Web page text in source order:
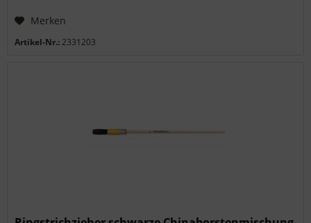
Merken
Artikel-Nr.:2331203